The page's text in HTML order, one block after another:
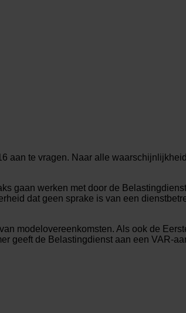
aan te vragen. Naar alle
gaan werken met door de
dat geen sprake is van een
modelovereenkomsten. Als ook de
geeft de Belastingdienst aan een VAR-